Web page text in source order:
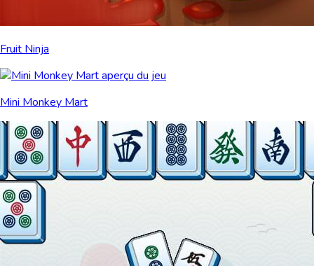
Fruit Ninja
Mini Monkey Mart